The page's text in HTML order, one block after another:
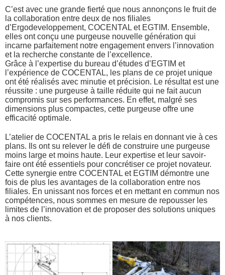
C’est avec une grande fierté que nous annonçons le fruit de
la collaboration entre deux de nos filiales
d’Ergodeveloppement, COCENTAL et EGTIM. Ensemble,
elles ont conçu une purgeuse nouvelle génération qui
incarne parfaitement notre engagement envers l’innovation
et la recherche constante de l’excellence.
Grâce à l’expertise du bureau d’études d’EGTIM et
l’expérience de COCENTAL, les plans de ce projet unique
ont été réalisés avec minutie et précision. Le résultat est une
réussite : une purgeuse à taille réduite qui ne fait aucun
compromis sur ses performances. En effet, malgré ses
dimensions plus compactes, cette purgeuse offre une
efficacité optimale.
L’atelier de COCENTAL a pris le relais en donnant vie à ces
plans. Ils ont su relever le défi de construire une purgeuse
moins large et moins haute. Leur expertise et leur savoir-
faire ont été essentiels pour concrétiser ce projet novateur.
Cette synergie entre COCENTAL et EGTIM démontre une
fois de plus les avantages de la collaboration entre nos
filiales. En unissant nos forces et en mettant en commun nos
compétences, nous sommes en mesure de repousser les
limites de l’innovation et de proposer des solutions uniques
à nos clients.